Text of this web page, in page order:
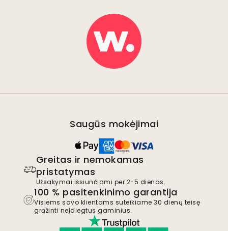
Saugūs mokėjimai
Greitas ir nemokamas
pristatymas
Užsakymai išsiunčiami per 2-5 dienas.
100 % pasitenkinimo garantija
Visiems savo klientams suteikiame 30 dienų teisę
grąžinti neįdiegtus gaminius.